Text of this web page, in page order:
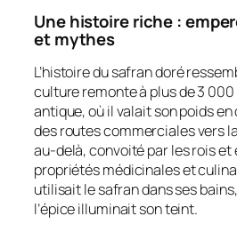
Une histoire riche :
et mythes
L’histoire du safran doré
culture remonte à plus de 3 000
antique, où il valait son poids en
des routes commerciales vers
au-delà, convoité par les rois et
propriétés médicinales et
utilisait le safran dans ses
l’épice illuminait son teint.